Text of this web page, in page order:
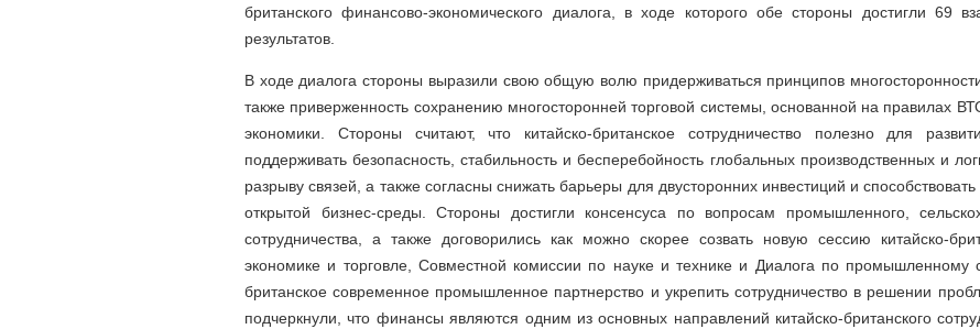
британского финансово-экономического диалога, в ходе которого обе стороны достигли 69
результатов.
В ходе диалога стороны выразили свою общую волю придерживаться принципов
также приверженность сохранению многосторонней торговой системы, основанной на правилах
экономики. Стороны считают, что китайско-британское сотрудничество полезно для
поддерживать безопасность, стабильность и бесперебойность глобальных производственных и
разрыву связей, а также согласны снижать барьеры для двусторонних инвестиций и
открытой бизнес-среды. Стороны достигли консенсуса по вопросам промышленного,
сотрудничества, а также договорились как можно скорее созвать новую сессию китайско-
экономике и торговле, Совместной комиссии по науке и технике и Диалога по промышленному
британское современное промышленное партнерство и укрепить сотрудничество в решении
подчеркнули, что финансы являются одним из основных направлений китайско-британского